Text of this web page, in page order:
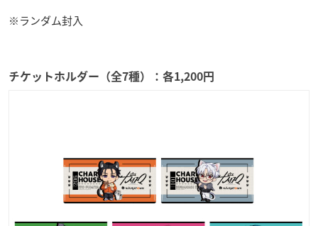
※ランダム封入
チケットホルダー（全7種）：各1,200円